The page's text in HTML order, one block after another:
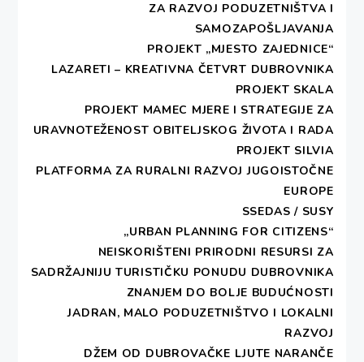
ZA RAZVOJ PODUZETNIŠTVA I
SAMOZAPOŠLJAVANJA
PROJEKT „MJESTO ZAJEDNICE“
LAZARETI – KREATIVNA ČETVRT DUBROVNIKA
PROJEKT SKALA
PROJEKT MAMEC MJERE I STRATEGIJE ZA
URAVNOTEŽENOST OBITELJSKOG ŽIVOTA I RADA
PROJEKT SILVIA
PLATFORMA ZA RURALNI RAZVOJ JUGOISTOČNE
EUROPE
SSEDAS / SUSY
„URBAN PLANNING FOR CITIZENS“
NEISKORIŠTENI PRIRODNI RESURSI ZA
SADRŽAJNIJU TURISTIČKU PONUDU DUBROVNIKA
ZNANJEM DO BOLJE BUDUĆNOSTI
JADRAN, MALO PODUZETNIŠTVO I LOKALNI
RAZVOJ
DŽEM OD DUBROVAČKE LJUTE NARANČE
Dan ljute naranče
4. VELJAČE 2014
Udruge Deša i Dubrovačka naranča I ove
su godine uspješno organizirale Dan ljute
naranče. Volonterke i volonteri vrijedno su
od 9 do 16 h prezentirali I prodavali
naranče. Sav prihod prikupljen od prodaje
slatko ljutih […]